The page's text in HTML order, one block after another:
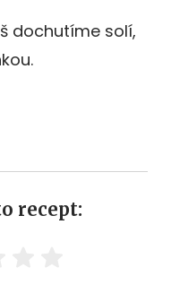
dochutíme solí,
recept: